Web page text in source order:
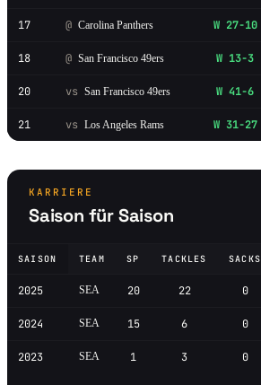
17 @ Carolina Panthers W 27-10
18 @ San Francisco 49ers W 13-3
20 vs San Francisco 49ers W 41-6
21 vs Los Angeles Rams W 31-27
KARRIERE
Saison für Saison
SAISON TEAM SP TACKLES SACKS
2025 SEA 20 22 0
2024 SEA 15 6 0
2023 SEA 1 3 0